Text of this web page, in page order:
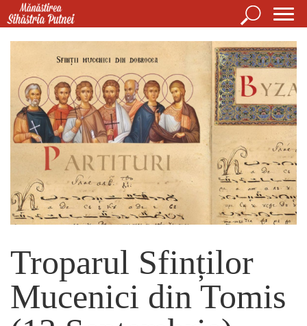
Mergi la conţinutul principal
de
Căutare
Troparul Sfinților
Mucenici din Tomis